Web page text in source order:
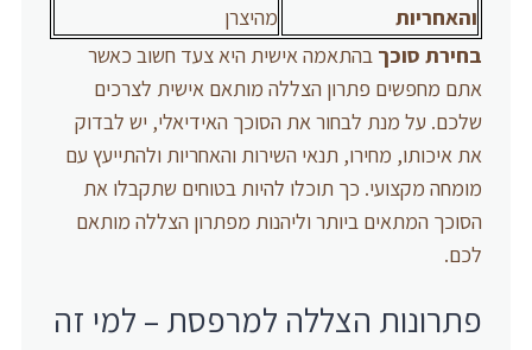
והאחריות
מהיצרן
בחירת סוכך בהתאמה אישית היא צעד חשוב כאשר
אתם מחפשים פתרון הצללה מותאם אישית לצרכים
שלכם. על מנת לבחור את הסוכך האידיאלי, יש לבדוק
את איכותו, מחירו, תנאי השירות והאחריות ולהתייעץ עם
מומחה מקצועי. כך תוכלו להיות בטוחים שתקבלו את
הסוכך המתאים ביותר וליהנות מפתרון הצללה מותאם
לכם.
פתרונות הצללה למרפסת – למי זה